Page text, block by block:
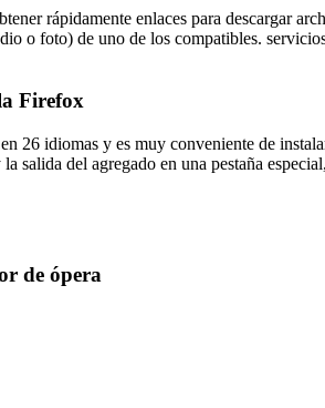
rápidamente enlaces para descargar
o foto) de uno de los compatibles.
Firefox
26 idiomas y es muy conveniente de
salida del agregado en una pestaña
de ópera